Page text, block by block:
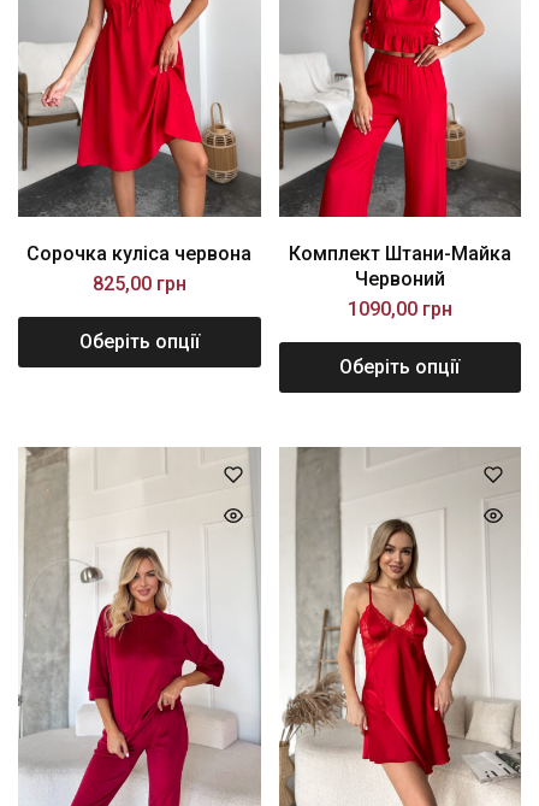
Сорочка куліса червона
825,00 грн
Оберіть опції
Комплект Штани-Майка
Червоний
1090,00 грн
Оберіть опції